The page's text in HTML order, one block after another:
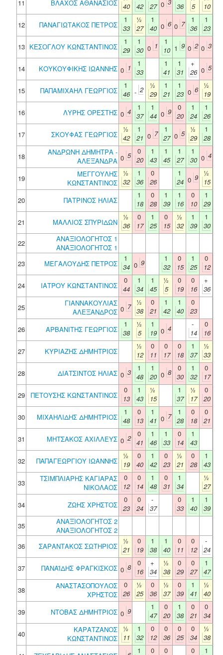
11
ΒΛΑΧΟΣ ΑΘΑΝΑΣΙΟΣ 40
42
27 0
36
5
10
12
ΠΑΝΑΓΙΩΤΑΚΟΣ ΠΕΤΡΟΣ
1
33
½
27
1
40 0 6 0 7
1
36
1
23
13 ΚΕΣΟΓΛΟΥ ΚΩΝΣΤΑΝΤΙΝΟΣ
1
29
1
30 0 1
1
10 1 9 0 2 0 3
14 ΚΟΥΚΟΥΦΙΚΗΣ ΙΩΑΝΝΗΣ 0 1
1
33
1
41
1
31
+
26 0 5
15 ΠΑΠΑΜΙΧΑΗΛ ΓΕΩΡΓΙΟΣ
1
46 - 2
½
29
1
21
1
23 0 6
½
19
16
ΛΥΡΗΣ ΟΡΕΣΤΗΣ 0 4
1
37
1
44 0 9
0
20
1
24
1
26
17
ΣΚΟΥΦΑΣ ΓΕΩΡΓΙΟΣ
½
42
1
21 0 7
1
27 0 5
½
29
1
28
18
ΑΝΔΡΩΝΗ ΔΗΜΗΤΡΑ -
ΑΛΕΞΑΝΔΡΑ 0 5
0
20
1
43
1
45
1
27
1
30 0 4
19
ΜΕΓΓΟΥΛΗΣ
ΚΩΝΣΤΑΝΤΙΝΟΣ
½
32
1
36
0
26
1
24 0 9
½
15
20
ΠΑΤΡΙΝΟΣ ΗΛΙΑΣ
1
18
0
28
1
39
1
16
0
10
1
29
21
ΜΑΛΛΙΟΣ ΣΠΥΡΙΔΩΝ
½
36
0
17
1
25
0
15
½
32
1
39
1
30
22
ΑΝΑΞΙΟΛΟΓΗΤΟΣ 1
ΑΝΑΞΙΟΛΟΓΗΤΟΣ 1
23
ΜΕΓΑΛΟΥΔΗΣ ΠΕΤΡΟΣ
1
34 0 9
1
32
0
15
1
25
0
12
24
ΙΑΤΡΟΥ ΚΩΝΣΤΑΝΤΙΝΟΣ
0
44
1
34
1
45
½
5
0
19
0
16
+
36
25
ΓΙΑΝΝΑΚΟΥΛΙΑΣ
ΑΛΕΞΑΝΔΡΟΣ 0 7
½
38
0
21
1
42
1
40
0
23
26
ΑΡΒΑΝΙΤΗΣ ΓΕΩΡΓΙΟΣ
1
38
½
5
1
19 0 4
-
14
0
16
27
ΚΥΡΙΑΖΗΣ ΔΗΜΗΤΡΙΟΣ
½
12
0
11
0
17
0
18
1
37
½
33
28
ΔΙΑΤΣΙΝΤΟΣ ΗΛΙΑΣ 0 3
1
48
1
20 0 8
0
30
1
32
0
17
29
ΠΕΤΟΥΣΗΣ ΚΩΝΣΤΑΝΤΙΝΟΣ
0
13
1
43
½
15
1
37
½
17
0
20
30
ΜΙΧΑΗΛΙΔΗΣ ΔΗΜΗΤΡΙΟΣ
1
48
0
13
1
41 0 7
1
28
0
18
0
21
31
ΜΗΤΣΑΚΟΣ ΑΧΙΛΛΕΥΣ 0 2
0
41
1
46
1
33
0
14
1
43
32
ΠΑΠΑΓΕΩΡΓΙΟΥ ΙΩΑΝΝΗΣ
½
19
0
40
1
42
0
23
½
21
0
28
1
43
33
ΤΣΙΜΠΛΙΑΡΗΣ ΚΑΓΙΑΡΑΣ
ΝΙΚΟΛΑΟΣ
0
12
0
14
1
48
0
31
1
34
½
27
34
ΖΩΗΣ ΧΡΗΣΤΟΣ
0
23
0
24
-
37
0
33
1
40
1
39
35
ΑΝΑΞΙΟΛΟΓΗΤΟΣ 2
ΑΝΑΞΙΟΛΟΓΗΤΟΣ 2
36
ΣΑΡΑΝΤΑΚΟΣ ΣΩΤΗΡΙΟΣ
½
21
0
19
1
38
1
40
0
11
0
12
-
24
37
ΠΑΝΑΪΔΗΣ ΦΡΑΓΚΙΣΚΟΣ 0 8
0
16
+
34
½
38
0
29
0
27
1
47
38
ΑΝΑΣΤΑΣΟΠΟΥΛΟΣ
ΧΡΗΣΤΟΣ
0
26
½
25
0
36
½
37
0
39
1
41
½
40
39
ΝΤΟΒΑΣ ΔΗΜΗΤΡΙΟΣ 0 9
1
47
0
20
1
38
0
21
0
34
40
ΚΑΡΑΤΖΑΝΟΣ
ΚΩΝΣΤΑΝΤΙΝΟΣ
½
11
1
32
0
12
0
36
0
25
0
34
½
38
1
0
0
0
1